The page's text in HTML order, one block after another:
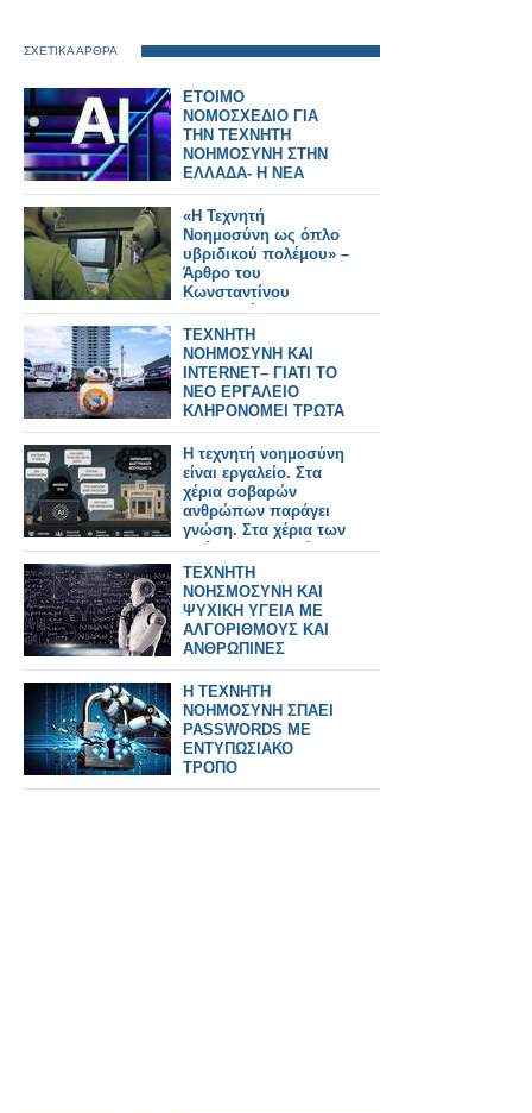
ΣΧΕΤΙΚΑ ΑΡΘΡΑ
ΕΤΟΙΜΟ
ΝΟΜΟΣΧΕΔΙΟ ΓΙΑ
ΤΗΝ ΤΕΧΝΗΤΗ
ΝΟΗΜΟΣΥΝΗ ΣΤΗΝ
ΕΛΛΑΔΑ- Η ΝΕΑ
ΑΛΛΑΓΗ
«Η Τεχνητή
Νοημοσύνη ως όπλο
υβριδικού πολέμου» –
Άρθρο του
Κωνσταντίνου
Μπαλωμένου
ΤΕΧΝΗΤΗ
ΝΟΗΜΟΣΥΝΗ ΚΑΙ
INTERNET– ΓΙΑΤΙ ΤΟ
ΝΕΟ ΕΡΓΑΛΕΙΟ
ΚΛΗΡΟΝΟΜΕΙ ΤΡΩΤΑ
ΤΟΥ ΙΣΤΟΥ ΚΑΙ ΤΟΥ
ΠΑΡΕΛΘΟΝΤΟΣ
Η τεχνητή νοημοσύνη
είναι εργαλείο. Στα
χέρια σοβαρών
ανθρώπων παράγει
γνώση. Στα χέρια των
ασόβαρων, παράγει
απλώς γυαλισμένη
ανοησία.
ΤΕΧΝΗΤΗ
ΝΟΗΣΜΟΣΥΝΗ ΚΑΙ
ΨΥΧΙΚΗ ΥΓΕΙΑ ΜΕ
ΑΛΓΟΡΙΘΜΟΥΣ ΚΑΙ
ΑΝΘΡΩΠΙΝΕΣ
ΑΝΑΓΚΕΣ ΟΥΣΙΑΣ
Η ΤΕΧΝΗΤΗ
ΝΟΗΜΟΣΥΝΗ ΣΠΑΕΙ
PASSWORDS ΜΕ
ΕΝΤΥΠΩΣΙΑΚΟ
ΤΡΟΠΟ